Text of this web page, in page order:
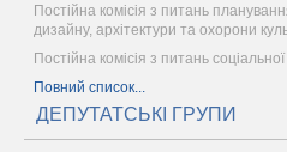
Постійна комісія з питань
дизайну, архітектури та охорони
Постійна комісія з питань
Повний список...
ДЕПУТАТСЬКІ ГРУПИ